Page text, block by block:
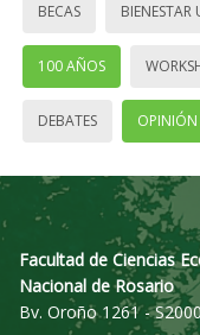
BECAS BIENESTAR
100 AÑOS
DEBATES OPINIÓN
Facultad de Ciencias
Nacional de Rosario
Bv. Oroño 1261 -